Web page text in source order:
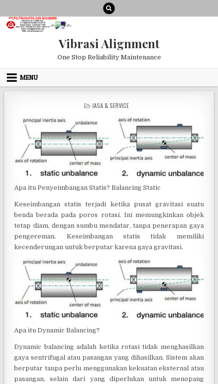
Vibrasi Alignment
One Stop Reliability Maintenance
MENU
POSTED IN
JASA & SERVICE
Apa itu Penyeimbangan Statis? Balancing Static
Keseimbangan statis terjadi ketika pusat gravitasi suatu
benda berada pada poros rotasi. Ini memungkinkan objek
tetap diam, dengan sumbu mendatar, tanpa penerapan gaya
pengereman. Keseimbangan statis tidak memiliki
kecenderungan untuk berputar karena gaya gravitasi.
Apa itu Dynamic Balancing?
Dynamic balancing adalah ketika rotasi tidak menghasilkan
gaya sentrifugal atau pasangan yang dihasilkan. Sistem akan
berputar tanpa perlu menggunakan kekuatan eksternal atau
pasangan, selain dari yang diperlukan untuk menopang